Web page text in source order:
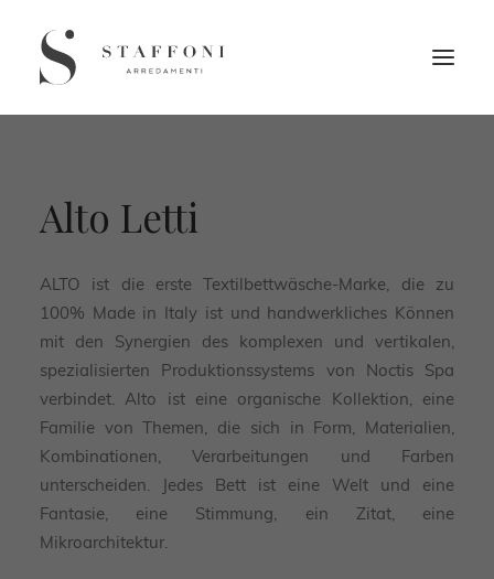
Alto Letti
ALTO ist die erste Textilbettwäsche-Marke, die zu
100% Made in Italy ist und handwerkliches Können
mit den Synergien des komplexen und vertikalen,
spezialisierten Produktionssystems von Noctis Spa
verbindet. Alto ist eine organische Kollektion, eine
Familie von Themen, die sich in Form, Materialien,
Kombinationen, Verarbeitungen und Farben
unterscheiden. Jedes Bett ist eine Welt und eine
Fantasie, eine Stimmung, ein Zitat, eine
Mikroarchitektur.